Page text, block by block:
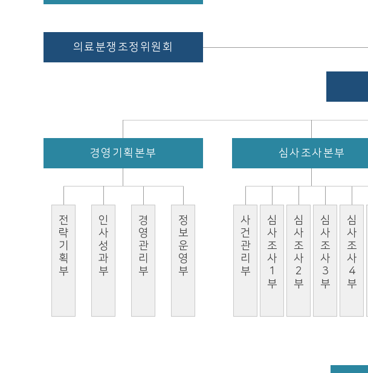
의료분쟁조정위원회
경영기획본부
전략기획부 인사성과부 경영관리부 정보운영부
심사조사본부
사건관리부 심사조사1부 심사조사2부 심사조사3부 심사조사4부